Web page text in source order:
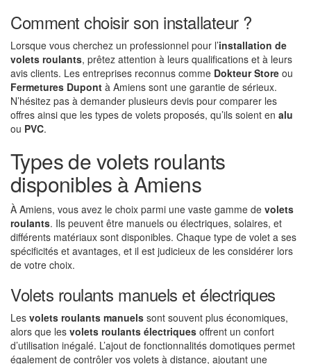
Comment choisir son installateur ?
Lorsque vous cherchez un professionnel pour l’installation de
volets roulants, prêtez attention à leurs qualifications et à leurs
avis clients. Les entreprises reconnus comme Dokteur Store ou
Fermetures Dupont à Amiens sont une garantie de sérieux.
N’hésitez pas à demander plusieurs devis pour comparer les
offres ainsi que les types de volets proposés, qu’ils soient en alu
ou PVC.
Types de volets roulants
disponibles à Amiens
À Amiens, vous avez le choix parmi une vaste gamme de volets
roulants. Ils peuvent être manuels ou électriques, solaires, et
différents matériaux sont disponibles. Chaque type de volet a ses
spécificités et avantages, et il est judicieux de les considérer lors
de votre choix.
Volets roulants manuels et électriques
Les volets roulants manuels sont souvent plus économiques,
alors que les volets roulants électriques offrent un confort
d’utilisation inégalé. L’ajout de fonctionnalités domotiques permet
également de contrôler vos volets à distance, ajoutant une